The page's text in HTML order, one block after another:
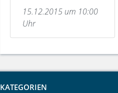
15.12.2015 um 10:00
Uhr
KATEGORIEN